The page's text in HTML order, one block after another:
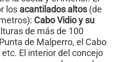
los acantilados altos(de
Cabo Vidio y su
de más de 100
de Malperro, el Cabo
El interior del concejo